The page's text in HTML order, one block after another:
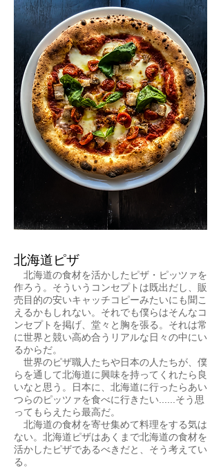
北海道ピザ
北海道の食材を活かしたピザ・ピッツァを
作ろう。そういうコンセプトは既出だし、販
売目的の安いキャッチコピーみたいにも聞こ
えるかもしれない。それでも僕らはそんなコ
ンセプトを掲げ、堂々と胸を張る。それは常
に世界と競い高め合うリアルな日々の中にい
るからだ。
世界のピザ職人たちや日本の人たちが、僕
らを通して北海道に興味を持ってくれたら良
いなと思う。日本に、北海道に行ったらあい
つらのピッツァを食べに行きたい......そう思
ってもらえたら最高だ。
​ 北海道の食材を寄せ集めて料理をする気は
ない。北海道ピザはあくまで北海道の食材を
活かしたピザであるべきだと、そう考えてい
る。